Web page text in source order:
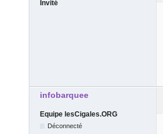
Invité
infobarquee
Equipe lesCigales.ORG
Déconnecté